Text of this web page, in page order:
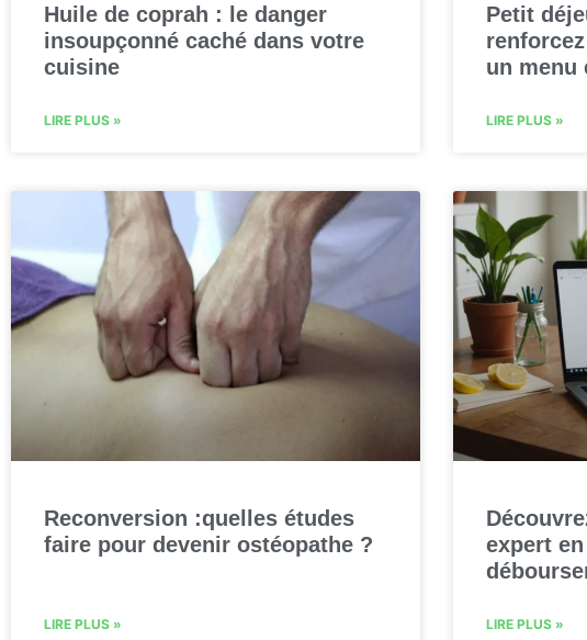
Huile de coprah : le danger
insoupçonné caché dans votre
cuisine
LIRE PLUS »
Petit
un menu
LIRE PLUS »
Reconversion :quelles études
faire pour devenir ostéopathe ?
LIRE PLUS »
expert
LIRE PLUS »